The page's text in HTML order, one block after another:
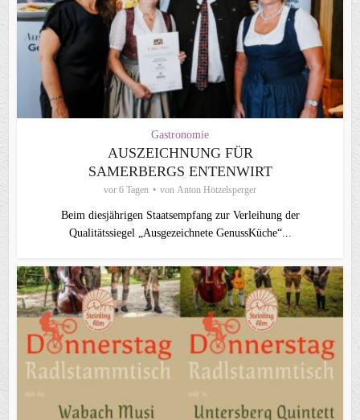
Gastronomie
AUSZEICHNUNG FÜR
SAMERBERGS ENTENWIRT
vor 6 Tagen von Anton Hötzelsperger
Beim diesjährigen Staatsempfang zur Verleihung der
Qualitätssiegel „Ausgezeichnete GenussKüche“...